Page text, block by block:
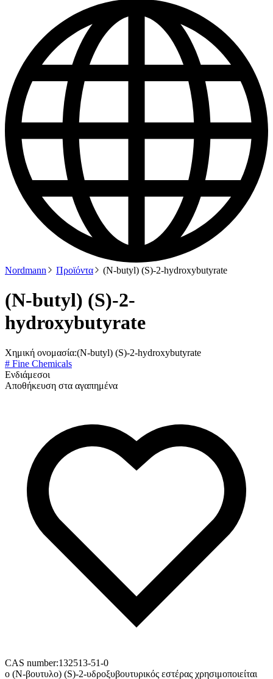
Nordmann Προϊόντα (N-butyl) (S)-2-hydroxybutyrate
(N-butyl) (S)-2-
hydroxybutyrate
Χημική ονομασία:(N-butyl) (S)-2-hydroxybutyrate
# Fine Chemicals
Ενδιάμεσοι
Αποθήκευση στα αγαπημένα
CAS number:132513-51-0
ο (Ν-βουτυλο) (S)-2-υδροξυβουτυρικός εστέρας χρησιμοποιείται